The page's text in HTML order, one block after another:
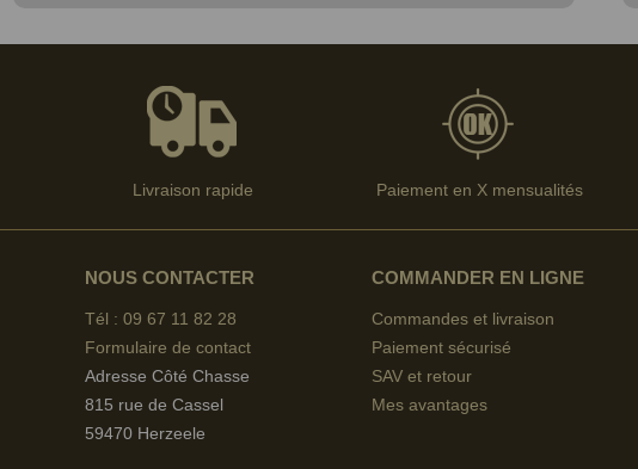
Livraison rapide Paiement en X mensualités
NOUS CONTACTER
Tél : 09 67 11 82 28
Formulaire de contact
Adresse Côté Chasse
815 rue de Cassel
59470 Herzeele
COMMANDER EN LIGNE
Commandes et livraison
Paiement sécurisé
SAV et retour
Mes avantages